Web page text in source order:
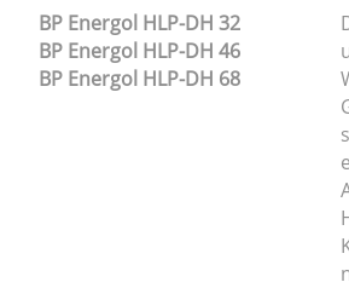
BP Energol HLP-DH 32
BP Energol HLP-DH 46
BP Energol HLP-DH 68